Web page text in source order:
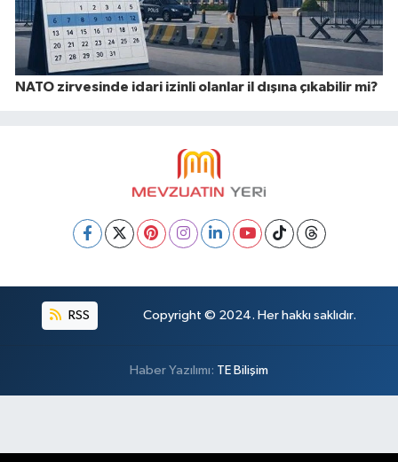
NATO zirvesinde idari izinli olanlar il dışına çıkabilir mi?
RSS Copyright © 2024. Her hakkı saklıdır.
Haber Yazılımı: TE Bilişim